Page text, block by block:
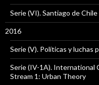
Serie (VI). Santiago de
2016
Serie (V). Políticas y luchas
Serie (IV-1A). International
Stream 1: Urban Theory